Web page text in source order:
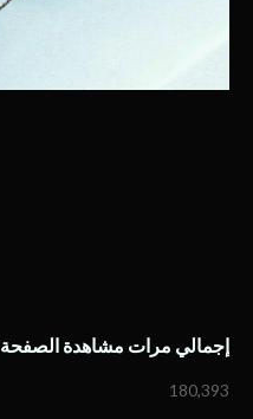
إجمالي مرات مشاهدة الصفحة
180,393